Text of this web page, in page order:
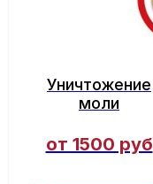
Уничтожение
моли
от 1500 руб